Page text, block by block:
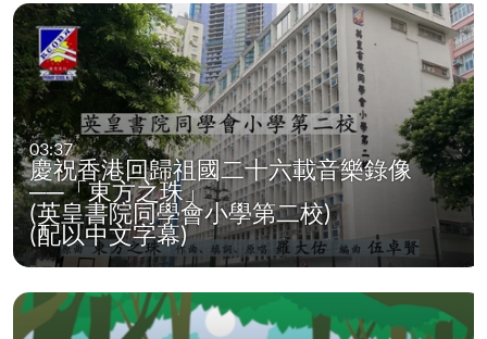
03:37
慶祝香港回歸祖國二十六載音樂錄像
──「東方之珠」
(英皇書院同學會小學第二校)
(配以中文字幕)